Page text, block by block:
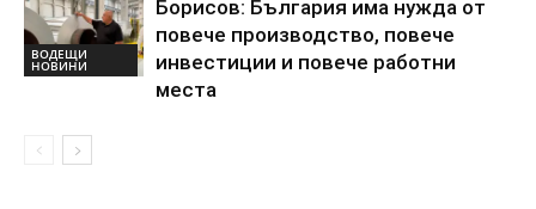
ВОДЕЩИ
НОВИНИ
Борисов: България има нужда от
повече производство, повече
инвестиции и повече работни
места